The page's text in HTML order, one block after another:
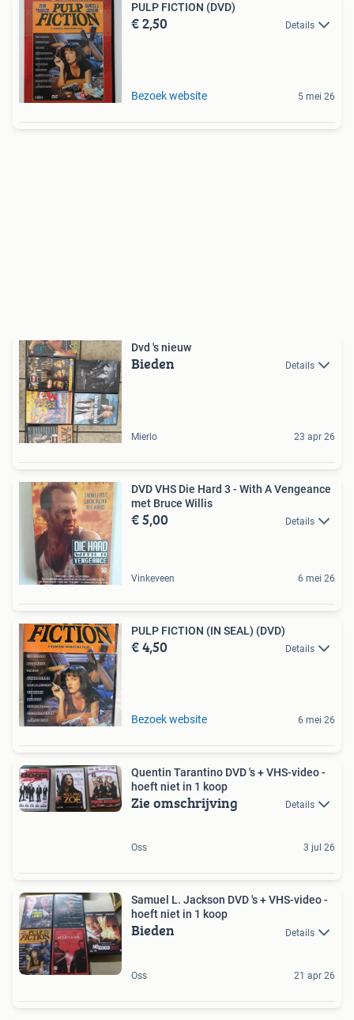
PULP FICTION (DVD)
€ 2,50 Details
Bezoek website 5 mei 26
Dvd 's nieuw
Bieden Details
Mierlo 23 apr 26
DVD VHS Die Hard 3 - With A Vengeance
met Bruce Willis
€ 5,00 Details
Vinkeveen 6 mei 26
PULP FICTION (IN SEAL) (DVD)
€ 4,50 Details
Bezoek website 6 mei 26
Quentin Tarantino DVD 's + VHS-video -
hoeft niet in 1 koop
Zie omschrijving Details
Oss 3 jul 26
Samuel L. Jackson DVD 's + VHS-video -
hoeft niet in 1 koop
Bieden Details
Oss 21 apr 26